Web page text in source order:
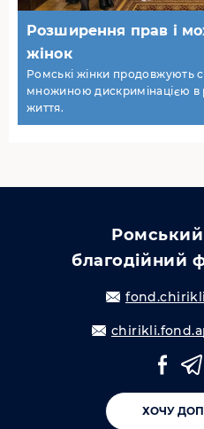
Розширення прав і
жінок
Ромські жінки продовжують
множиною дискримінацією в
життя.
благодійний
ХОЧУ